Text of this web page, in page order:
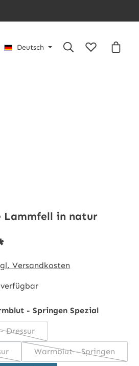
Deutsch
Du hast 0
Lammfell in natur
Versandkosten
- Springen Spezial
Dressur
(Diese Option ist zurzeit nicht
ist zurzeit nicht verfügbar.)
Warmblut - Springen
(Diese Option ist